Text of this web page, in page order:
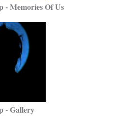
- Memories Of Us
- Gallery